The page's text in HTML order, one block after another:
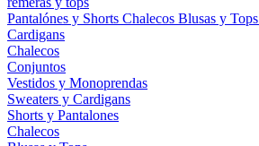
Pantalónes y Shorts Chalecos Blusas y Tops
Cardigans
Chalecos
Conjuntos
Vestidos y Monoprendas
Sweaters y Cardigans
Shorts y Pantalones
Chalecos